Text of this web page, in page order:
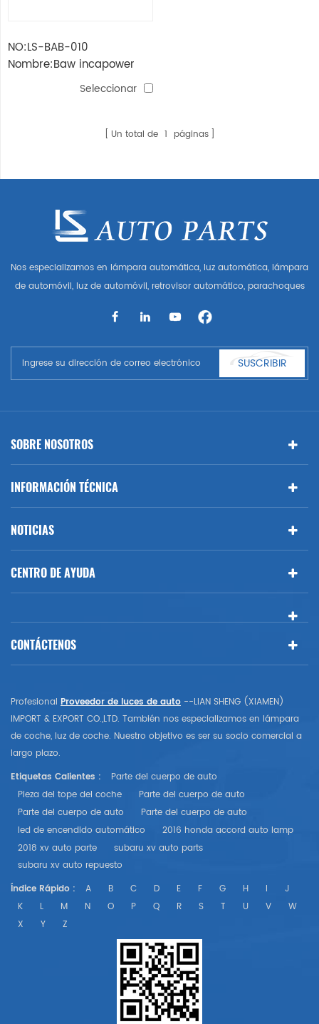
NO:LS-BAB-010
Nombre:Baw incapower
qilin iii parachoques
Seleccionar
Un total de 1 páginas
Nos especializamos en lámpara automática, luz automática, lámpara
de automóvil, luz de automóvil, retrovisor automático, parachoques
automático, parte del cuerpo automática, etc. y accesorios de
Benz, BMW
SUSCRIBIR
SOBRE NOSOTROS
INFORMACIÓN TÉCNICA
NOTICIAS
CENTRO DE AYUDA
CONTÁCTENOS
Profesional Proveedor de luces de auto --LIAN SHENG (XIAMEN)
IMPORT & EXPORT CO.,LTD. También nos especializamos en lámpara
de coche, luz de coche. Nuestro objetivo es ser su socio comercial a
largo plazo.
Etiquetas Calientes :
Parte del cuerpo de auto
Pieza del tope del coche
Parte del cuerpo de auto
Parte del cuerpo de auto
Parte del cuerpo de auto
led de encendido automático
2016 honda accord auto lamp
2018 xv auto parte
subaru xv auto parts
subaru xv auto repuesto
Índice Rápido :
A B C D E F G H I
J
K
L M N O P Q R S T U V
W
X
Y Z